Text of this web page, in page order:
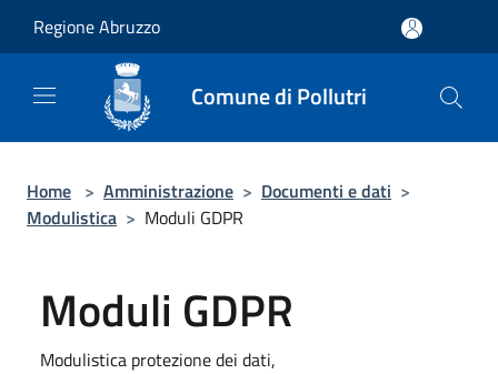
Regione Abruzzo
Comune di Pollutri
Home > Amministrazione > Documenti e dati >
Modulistica > Moduli GDPR
Moduli GDPR
Modulistica protezione dei dati,